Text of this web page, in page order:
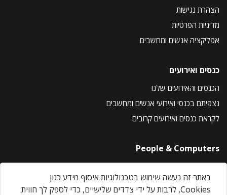
הצהרת נגישות
מדיניות הפרטיות
אפליקציה אנשים ומחשבים
כנסים ואירועים
הכנסים והאירועים שלנו
נצפיתם בכנסי ואירועי אנשים ומחשבים
לקראת כנסים ואירועים קרובים
People & Computers
About Us
Privacy Policy
באתר זה נעשה שימוש בטכנולוגיות איסוף מידע כגון
Cookies, לרבות על ידי צדדים שלישיים, כדי לספק לך חווית